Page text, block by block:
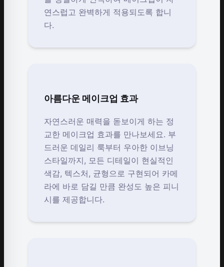
연스럽고 완벽하게 적용되도록 합니
다.
아름다운 메이크업 효과
자연스러운 매력을 돋보이게 하는 정
교한 메이크업 효과를 만나보세요. 부
드러운 데일리 룩부터 우아한 이브닝
스타일까지, 모든 디테일이 현실적인
색감, 텍스처, 균형으로 구현되어 카메
라에 바로 담길 만큼 완성도 높은 피니
시를 제공합니다.